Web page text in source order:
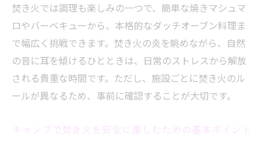
焚き火キャンプ時に守りたいマナーと配慮
火災防止のための焚き火安全対策と注意点
長野県で安心して焚き火を楽しむ実践ポイ
ント
キャンプ場で守るべき焚き火ルールと安全
焚き火では調理も楽しみの一つで、簡単な焼きマシュマ
ロやバーベキューから、本格的なダッチオーブン料理ま
で幅広く挑戦できます。焚き火の炎を眺めながら、自然
の音に耳を傾けるひとときは、日常のストレスから解放
される貴重な時間です。ただし、施設ごとに焚き火のル
ールが異なるため、事前に確認することが大切です。